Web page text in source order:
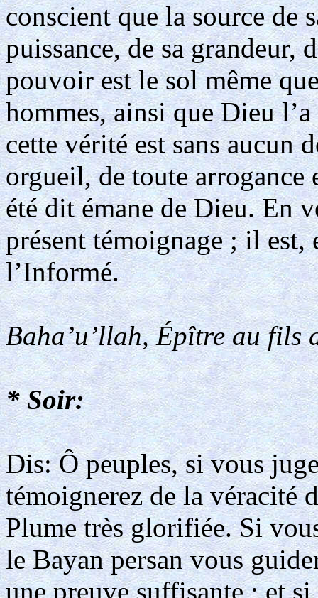
conscient que la source de
puissance, de sa grandeur,
pouvoir est le sol même
hommes, ainsi que Dieu
cette vérité est sans aucun
orgueil, de toute arrogance
été dit émane de Dieu. En
présent témoignage ; il
l’Informé.
Baha’u’llah, Épître au fils
* Soir:
Dis: Ô peuples, si vous
témoignerez de la véracité
Plume très glorifiée. Si
le Bayan persan vous
une preuve suffisante ; et